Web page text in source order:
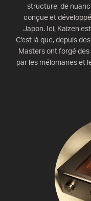
structure, de
conçue et
Japon. Ici, Kaizen
C'est là que, depuis
Masters ont forgé
par les mélomanes et